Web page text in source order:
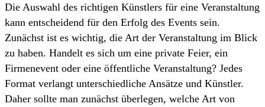
Die Auswahl des richtigen Künstlers für eine Veranstaltung
kann entscheidend für den Erfolg des Events sein.
Zunächst ist es wichtig, die Art der Veranstaltung im Blick
zu haben. Handelt es sich um eine private Feier, ein
Firmenevent oder eine öffentliche Veranstaltung? Jedes
Format verlangt unterschiedliche Ansätze und Künstler.
Daher sollte man zunächst überlegen, welche Art von